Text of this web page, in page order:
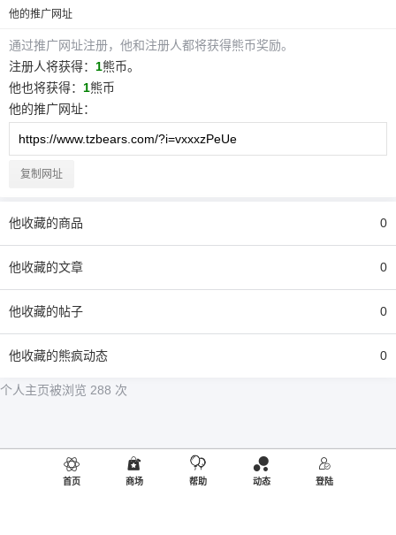
他的推广网址
通过推广网址注册， 他和注册人都将获得熊币奖励。
注册人将获得： 1熊币。
他也将获得： 1熊币
他的推广网址：
复制网址
他收藏的商品 0
他收藏的文章 0
他收藏的帖子 0
他收藏的熊疯动态 0
个人主页被浏览 288 次
首页 商场 帮助 动态 登陆